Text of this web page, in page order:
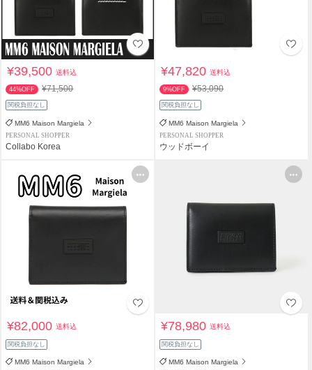
¥39,500送料込
44%OFF ¥71,500
関税負担なし
MM6 Maison Margiela
PERSONAL SHOPPER
Collabo Korea
¥47,820送料込
9%OFF ¥53,090
関税負担なし
MM6 Maison Margiela
PERSONAL SHOPPER
ウッドボーイ
¥82,000送料込
関税負担なし
MM6 Maison Margiela
¥78,980送料込
関税負担なし
MM6 Maison Margiela